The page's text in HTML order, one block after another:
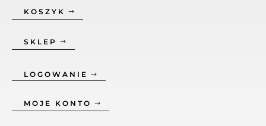
KOSZYK
SKLEP
LOGOWANIE
MOJE KONTO